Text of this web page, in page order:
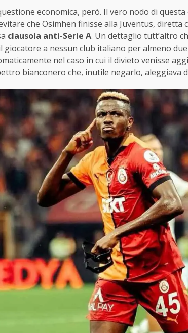
economica, però. Il vero nodo di
che Osimhen finisse alla Juventus,
clausola anti-Serie A. Un dettaglio tutt’altro
a nessun club italiano per almeno
nel caso in cui il divieto venisse
bianconero che, inutile negarlo, aleggiava